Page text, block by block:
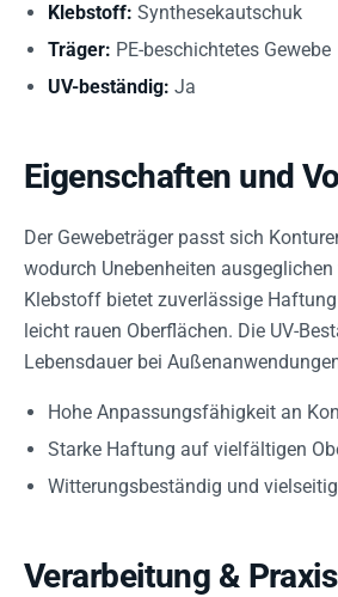
Klebstoff: Synthesekautschuk
Träger: PE-beschichtetes Gewebe
UV-beständig: Ja
Eigenschaften und
Der Gewebeträger passt sich
wodurch Unebenheiten ausgeglichen
Klebstoff bietet zuverlässige
leicht rauen Oberflächen. Die UV-
Lebensdauer bei
Hohe Anpassungsfähigkeit an
Starke Haftung auf vielfältigen
Witterungsbeständig und
Verarbeitung & Praxis